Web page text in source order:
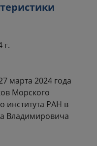
г.
марта 2024 года
Морского
института РАН в
Владимировича